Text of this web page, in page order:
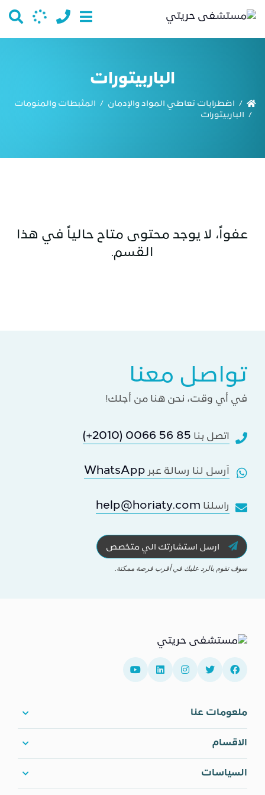
الباربيتورات
/ اضطرابات تعاطي المواد والإدمان / المثبطات والمنومات
/ الباربيتورات
عفواً، لا يوجد محتوى متاح حالياً في هذا
القسم.
تواصل معنا
في أي وقت، نحن هنا من أجلك!
اتصل بنا (+2010) 0066 56 85
اَرسل لنا رسالة عبر WhatsApp
راسلنا help@horiaty.com
ارسل استشارتك الي متخصص
سوف نقوم بالرد عليك في أقرب فرصة ممكنة.
ملعومات عنا
الاقسام
السياسات